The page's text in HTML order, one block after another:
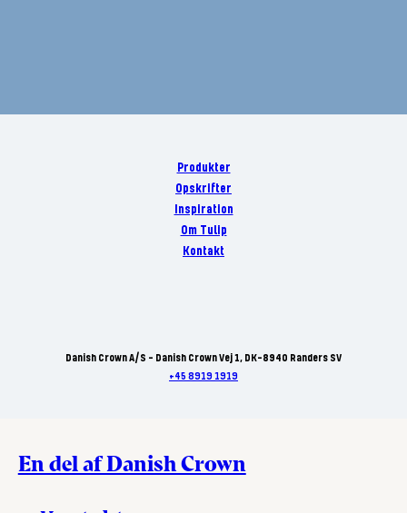
Produkter
Opskrifter
Inspiration
Om Tulip
Kontakt
Danish Crown A/S - Danish Crown Vej 1, DK-8940 Randers SV
+45 8919 1919
En del af Danish Crown